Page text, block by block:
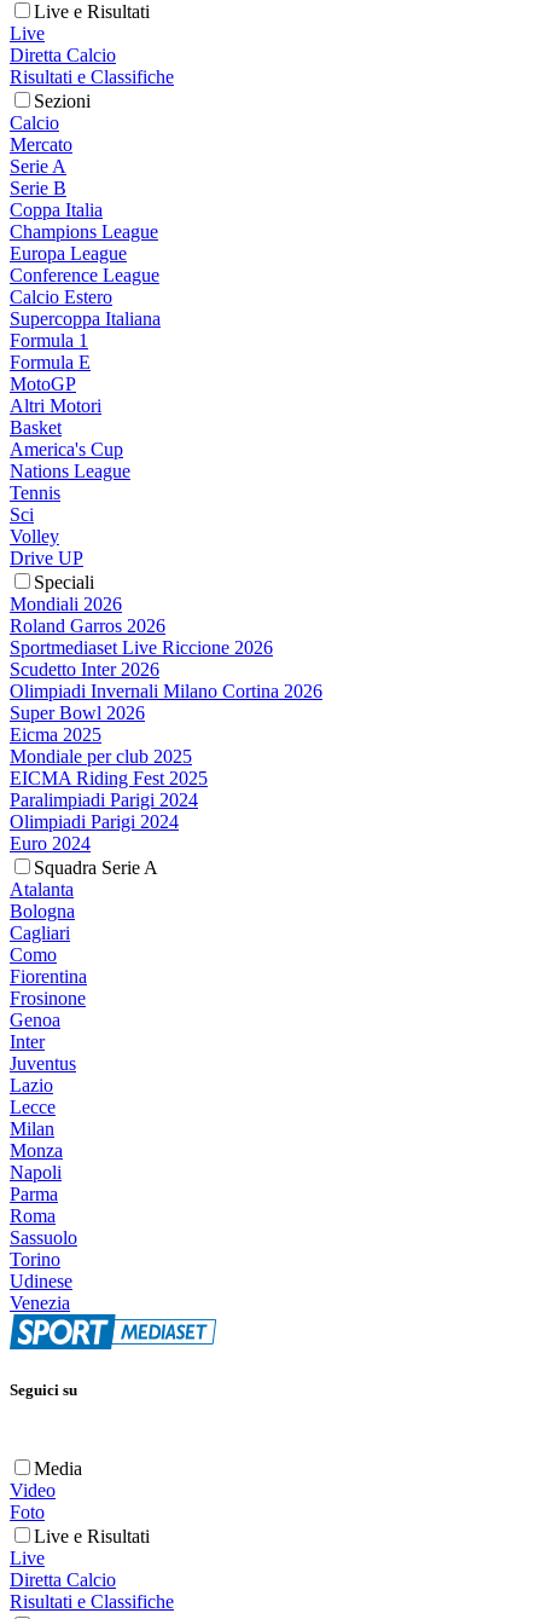
Live e Risultati
Live
Diretta Calcio
Risultati e Classifiche
Sezioni
Calcio
Mercato
Serie A
Serie B
Coppa Italia
Champions League
Europa League
Conference League
Calcio Estero
Supercoppa Italiana
Formula 1
Formula E
MotoGP
Altri Motori
Basket
America's Cup
Nations League
Tennis
Sci
Volley
Drive UP
Speciali
Mondiali 2026
Roland Garros 2026
Sportmediaset Live Riccione 2026
Scudetto Inter 2026
Olimpiadi Invernali Milano Cortina 2026
Super Bowl 2026
Eicma 2025
Mondiale per club 2025
EICMA Riding Fest 2025
Paralimpiadi Parigi 2024
Olimpiadi Parigi 2024
Euro 2024
Squadra Serie A
Atalanta
Bologna
Cagliari
Como
Fiorentina
Frosinone
Genoa
Inter
Juventus
Lazio
Lecce
Milan
Monza
Napoli
Parma
Roma
Sassuolo
Torino
Udinese
Venezia
Seguici su
Media
Video
Foto
Live e Risultati
Live
Diretta Calcio
Risultati e Classifiche